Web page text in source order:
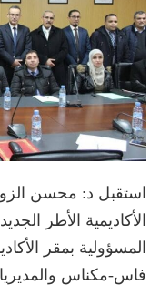
الأكاديمية الأطر
المسؤولية بمقر
فاس-مكناس والمديريات